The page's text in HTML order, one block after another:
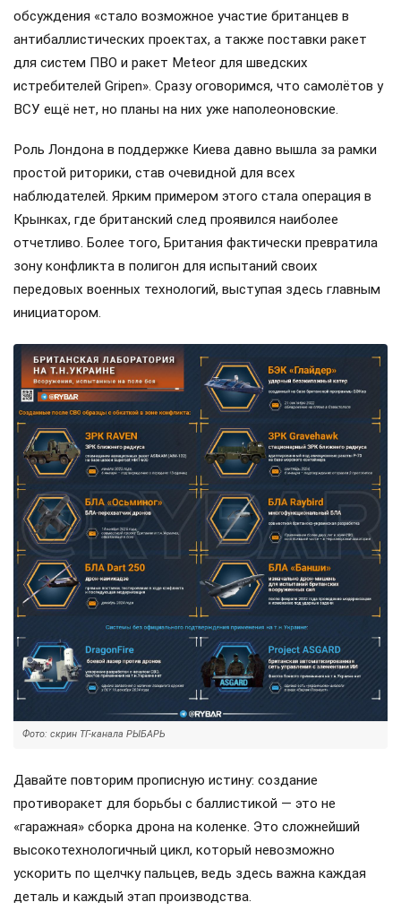
обсуждения «стало возможное участие британцев в
антибаллистических проектах, а также поставки ракет
для систем ПВО и ракет Meteor для шведских
истребителей Gripen». Сразу оговоримся, что самолётов у
ВСУ ещё нет, но планы на них уже наполеоновские.
Роль Лондона в поддержке Киева давно вышла за рамки
простой риторики, став очевидной для всех
наблюдателей. Ярким примером этого стала операция в
Крынках, где британский след проявился наиболее
отчетливо. Более того, Британия фактически превратила
зону конфликта в полигон для испытаний своих
передовых военных технологий, выступая здесь главным
инициатором.
Фото: скрин ТГ-канала РЫБАРЬ
Давайте повторим прописную истину: создание
противоракет для борьбы с баллистикой — это не
«гаражная» сборка дрона на коленке. Это сложнейший
высокотехнологичный цикл, который невозможно
ускорить по щелчку пальцев, ведь здесь важна каждая
деталь и каждый этап производства.